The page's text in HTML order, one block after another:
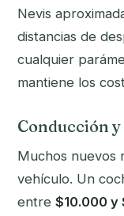
Nevis
distancias de
cualquier
mantiene los
Conducción
Muchos nuevos
vehículo. Un
entre $10.000 y